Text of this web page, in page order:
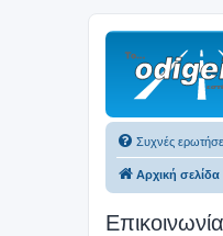
Συχνές
Αρχική σελίδα